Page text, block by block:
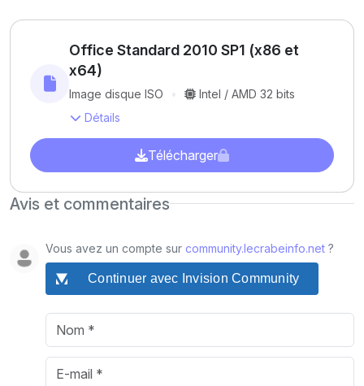
Office Standard 2010 SP1 (x86 et
x64)
Image disque ISO
Intel / AMD 32 bits
Détails
Télécharger
Avis et commentaires
Vous avez un compte sur community.lecrabeinfo.net ?
Continuer avec Invision Community